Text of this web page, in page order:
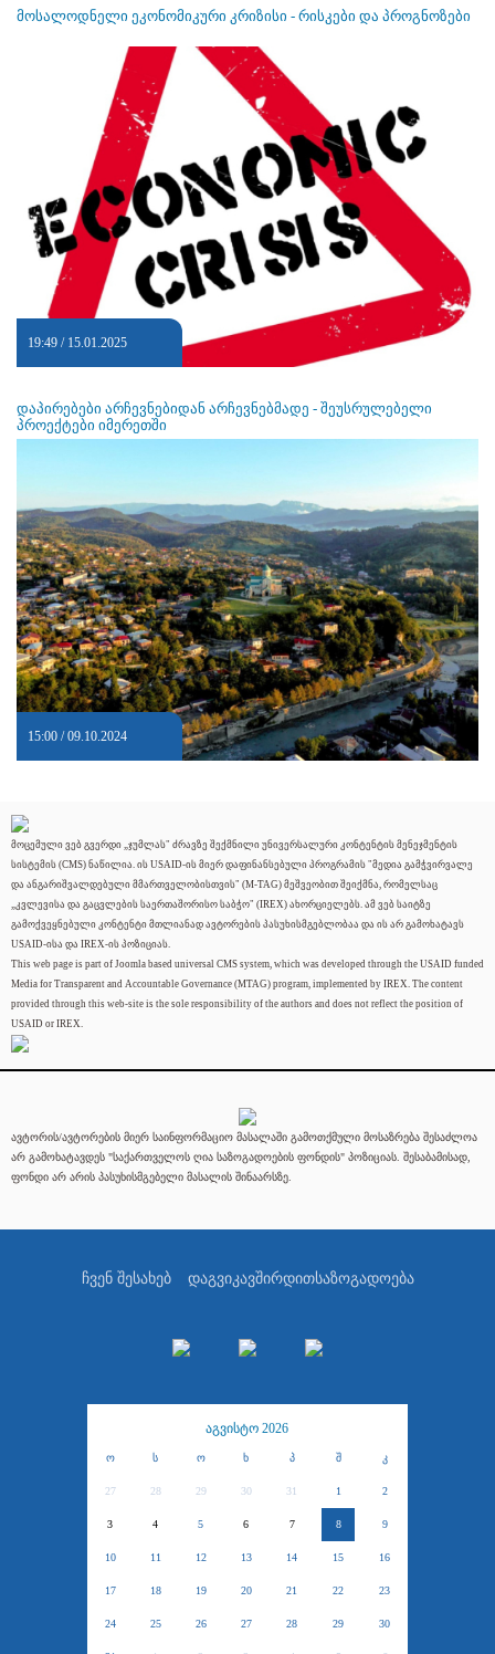
მოსალოდნელი ეკონომიკური კრიზისი - რისკები და პროგნოზები
19:49 / 15.01.2025
დაპირებები არჩევნებიდან არჩევნებმადე - შეუსრულებელი
პროექტები იმერეთში
15:00 / 09.10.2024
მოცემული ვებ გვერდი „ჯუმლას" ძრავზე შექმნილი უნივერსალური კონტენტის მენეჯმენტის
სისტემის (CMS) ნაწილია. ის USAID-ის მიერ დაფინანსებული პროგრამის "მედია გამჭვირვალე
და ანგარიშვალდებული მმართველობისთვის" (M-TAG) მეშვეობით შეიქმნა, რომელსაც
„კვლევისა და გაცვლების საერთაშორისო საბჭო" (IREX) ახორციელებს. ამ ვებ საიტზე
გამოქვეყნებული კონტენტი მთლიანად ავტორების პასუხისმგებლობაა და ის არ გამოხატავს
USAID-ისა და IREX-ის პოზიციას.
This web page is part of Joomla based universal CMS system, which was developed through the USAID funded
Media for Transparent and Accountable Governance (MTAG) program, implemented by IREX. The content
provided through this web-site is the sole responsibility of the authors and does not reflect the position of
USAID or IREX.
ავტორის/ავტორების მიერ საინფორმაციო მასალაში გამოთქმული მოსაზრება შესაძლოა
არ გამოხატავდეს "საქართველოს ღია საზოგადოების ფონდის" პოზიციას. შესაბამისად,
ფონდი არ არის პასუხისმგებელი მასალის შინაარსზე.
ჩვენ შესახებ დაგვიკავშირდითსაზოგადოება
აგვისტო 2026
ო ს ო ხ პ შ კ
27 28 29 30 31 1 2
3 4 5 6 7 8 9
10 11 12 13 14 15 16
17 18 19 20 21 22 23
24 25 26 27 28 29 30